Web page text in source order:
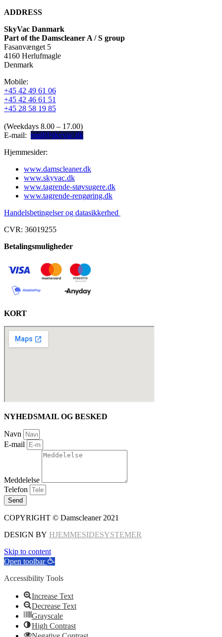
ADDRESS
SkyVac Danmark
Part of the Damscleaner A / S group
Fasanvænget 5
4160 Herlufmagle
Denmark
Mobile:
+45 42 49 61 06
+45 42 46 61 51
+45 28 58 19 85
(Weekdays 8.00 – 17.00)
E-mail: mail@skyvac.dk
Hjemmesider:
www.damscleaner.dk
www.skyvac.dk
www.tagrende-støvsugere.dk
www.tagrende-rengøring.dk
Handelsbetingelser og datasikkerhed
CVR: 36019255
Betalingsmuligheder
KORT
NYHEDSMAIL OG BESKED
Navn
E-mail
Meddelelse
Telefon
Send
COPYRIGHT © Damscleaner 2021
DESIGN BY HJEMMESIDESYSTEMER
Skip to content
Open toolbar
Accessibility Tools
Increase Text
Decrease Text
Grayscale
High Contrast